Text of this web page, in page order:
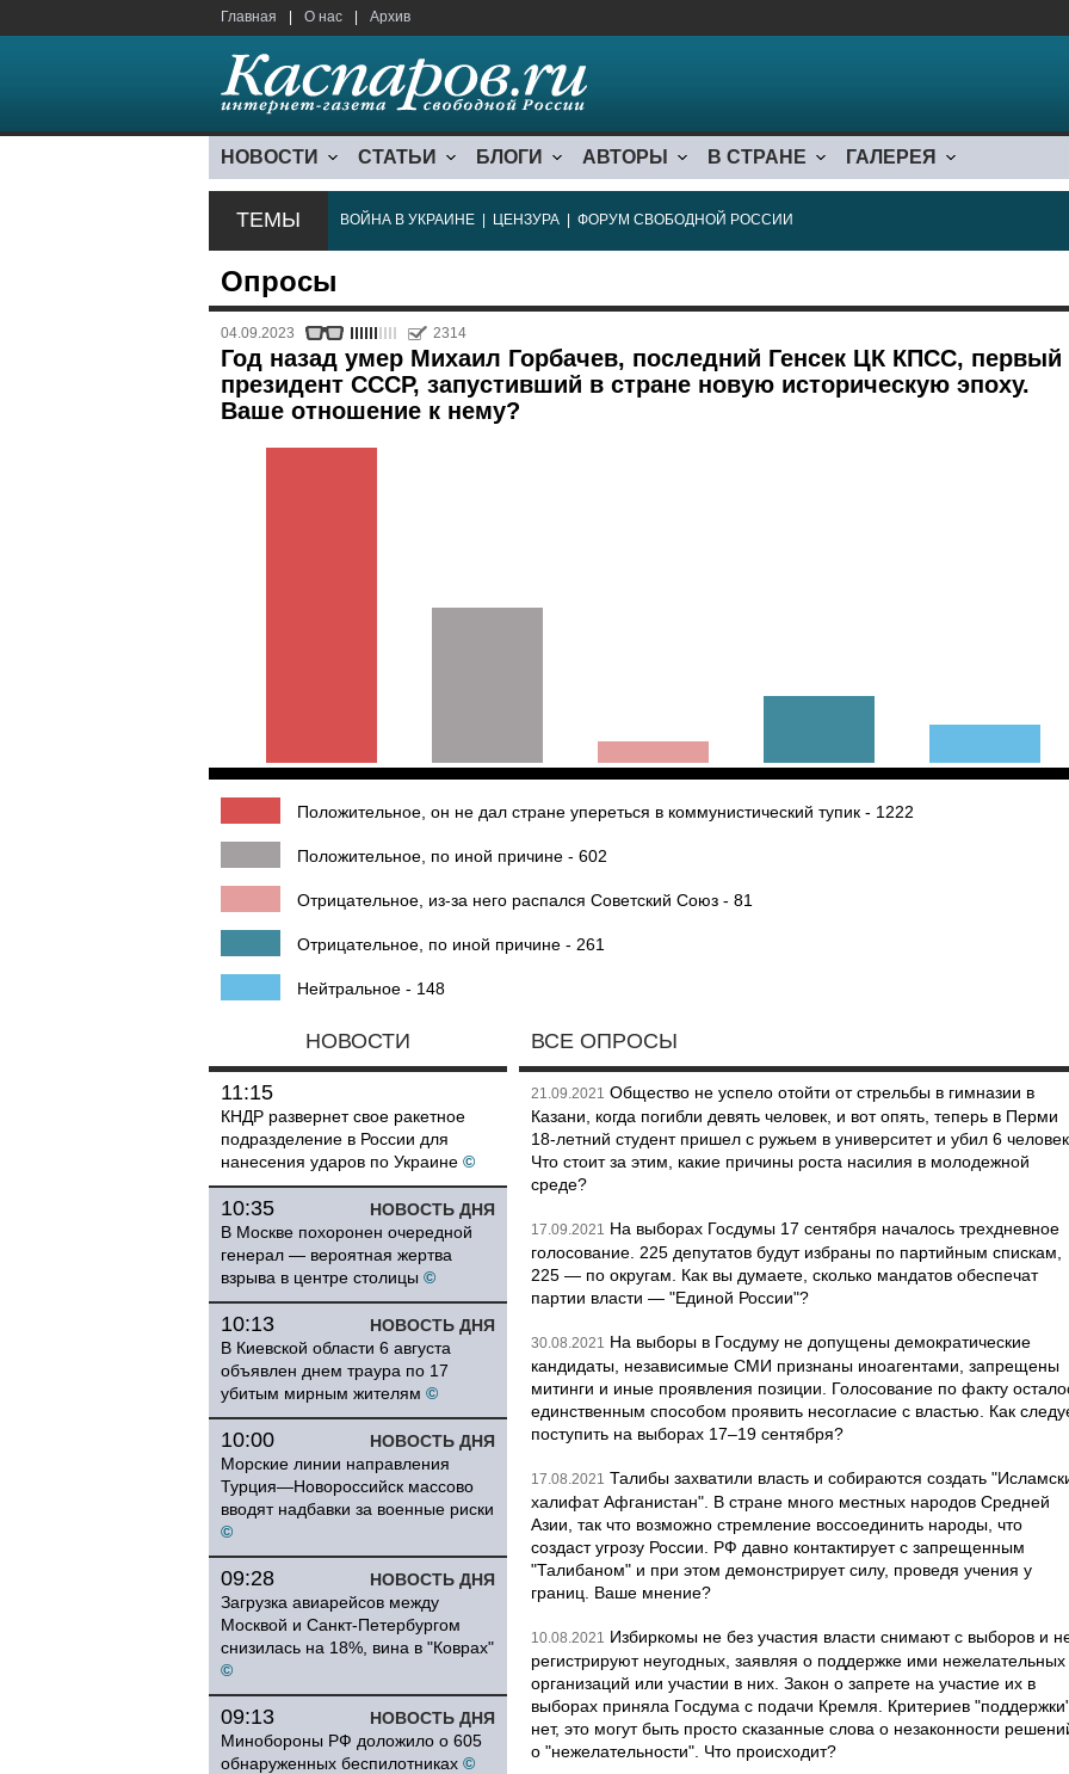
Главная О нас Архив
НОВОСТИ СТАТЬИ БЛОГИ АВТОРЫ В СТРАНЕ ГАЛЕРЕЯ
ТЕМЫ ВОЙНА В УКРАИНЕ ЦЕНЗУРА ФОРУМ СВОБОДНОЙ РОССИИ
Опросы
04.09.2023 2314
Год назад умер Михаил Горбачев, последний Генсек ЦК КПСС, первый
президент СССР, запустивший в стране новую историческую эпоху.
Ваше отношение к нему?
Положительное, он не дал стране упереться в коммунистический тупик - 1222
Положительное, по иной причине - 602
Отрицательное, из-за него распался Советский Союз - 81
Отрицательное, по иной причине - 261
Нейтральное - 148
НОВОСТИ
11:15
КНДР развернет свое ракетное
подразделение в России для
нанесения ударов по Украине ©
НОВОСТЬ ДНЯ
10:35
В Москве похоронен очередной
генерал — вероятная жертва
взрыва в центре столицы ©
НОВОСТЬ ДНЯ
10:13
В Киевской области 6 августа
объявлен днем траура по 17
убитым мирным жителям ©
НОВОСТЬ ДНЯ
10:00
Морские линии направления
Турция—Новороссийск массово
вводят надбавки за военные риски
©
НОВОСТЬ ДНЯ
09:28
Загрузка авиарейсов между
Москвой и Санкт-Петербургом
снизилась на 18%, вина в "Коврах"
©
НОВОСТЬ ДНЯ
09:13
Минобороны РФ доложило о 605
обнаруженных беспилотниках ©
ВСЕ ОПРОСЫ
21.09.2021 Общество не успело отойти от стрельбы в гимназии в
Казани, когда погибли девять человек, и вот опять, теперь в Перми
18-летний студент пришел с ружьем в университет и убил 6 человек.
Что стоит за этим, какие причины роста насилия в молодежной
среде?
17.09.2021 На выборах Госдумы 17 сентября началось трехдневное
голосование. 225 депутатов будут избраны по партийным спискам,
225 — по округам. Как вы думаете, сколько мандатов обеспечат
партии власти — "Единой России"?
30.08.2021 На выборы в Госдуму не допущены демократические
кандидаты, независимые СМИ признаны иноагентами, запрещены
митинги и иные проявления позиции. Голосование по факту
единственным способом проявить несогласие с властью. Как
поступить на выборах 17–19 сентября?
17.08.2021 Талибы захватили власть и собираются создать
халифат Афганистан". В стране много местных народов Средней
Азии, так что возможно стремление воссоединить народы, что
создаст угрозу России. РФ давно контактирует с запрещенным
"Талибаном" и при этом демонстрирует силу, проведя учения у
границ. Ваше мнение?
10.08.2021 Избиркомы не без участия власти снимают с выборов и
регистрируют неугодных, заявляя о поддержке ими нежелательных
организаций или участии в них. Закон о запрете на участие их в
выборах приняла Госдума с подачи Кремля. Критериев
нет, это могут быть просто сказанные слова о незаконности
о "нежелательности". Что происходит?